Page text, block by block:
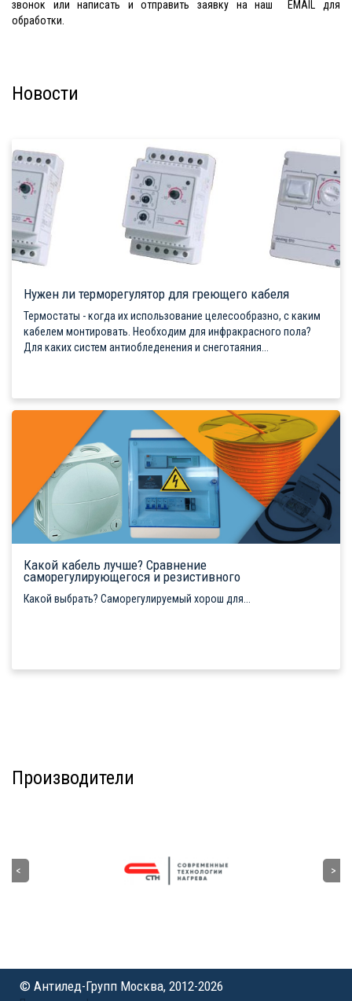
звонок или написать и отправить заявку на наш EMAIL для
обработки.
Новости
Нужен ли терморегулятор для греющего кабеля
Термостаты - когда их использование целесообразно, с каким
кабелем монтировать. Необходим для инфракрасного пола?
Для каких систем антиобледенения и снеготаяния...
Какой кабель лучше? Сравнение
саморегулирующегося и резистивного
Какой выбрать? Саморегулируемый хорош для...
Производители
© Антилед-Групп Москва, 2012-2026